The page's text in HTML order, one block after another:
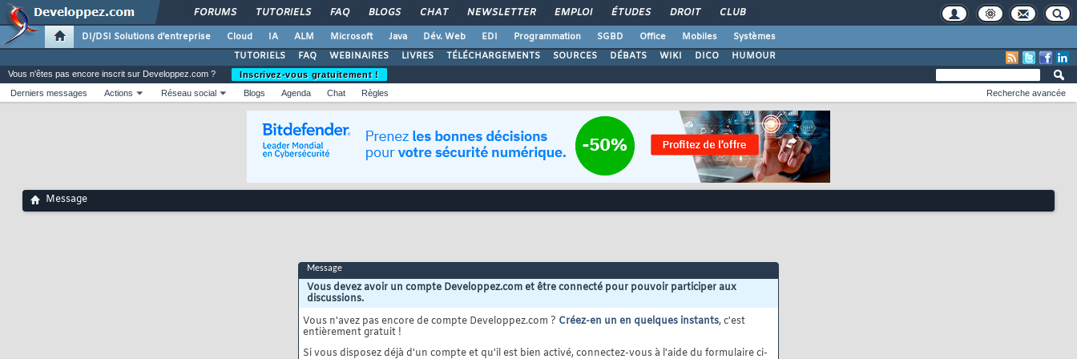
FORUMS TUTORIELS FAQ BLOGS CHAT NEWSLETTER EMPLOI ÉTUDES DROIT CLUB
DI/DSI Solutions d'entreprise Cloud IA ALM Microsoft Java Dév. Web EDI Programmation SGBD Office Mobiles
Systèmes
TUTORIELS
FAQ WEBINAIRES LIVRES TÉLÉCHARGEMENTS SOURCES DÉBATS WIKI DICO HUMOUR
Vous n'êtes pas encore inscrit sur Developpez.com ?
Inscrivez-vous gratuitement !
Derniers messages
Actions Réseau social Blogs Agenda Chat Règles Recherche avancée
Message
Message
Vous devez avoir un compte Developpez.com et être connecté pour pouvoir participer aux
discussions.
Vous n'avez pas encore de compte Developpez.com ? Créez-en un en quelques instants, c'est
entièrement gratuit !
Si vous disposez déjà d'un compte et qu'il est bien activé, connectez-vous à l'aide du formulaire ci-